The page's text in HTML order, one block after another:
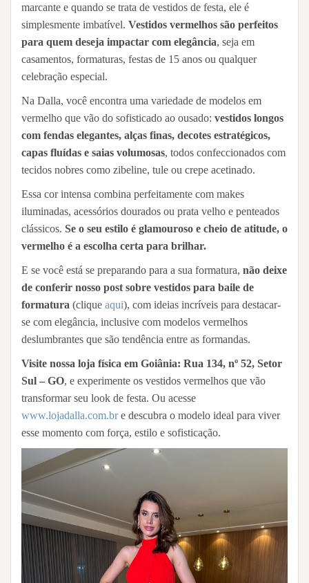
marcante e quando se trata de vestidos de festa, ele é
simplesmente imbatível. Vestidos vermelhos são perfeitos
para quem deseja impactar com elegância, seja em
casamentos, formaturas, festas de 15 anos ou qualquer
celebração especial.
Na Dalla, você encontra uma variedade de modelos em
vermelho que vão do sofisticado ao ousado: vestidos longos
com fendas elegantes, alças finas, decotes estratégicos,
capas fluídas e saias volumosas, todos confeccionados com
tecidos nobres como zibeline, tule ou crepe acetinado.
Essa cor intensa combina perfeitamente com makes
iluminadas, acessórios dourados ou prata velho e penteados
clássicos. Se o seu estilo é glamouroso e cheio de atitude, o
vermelho é a escolha certa para brilhar.
E se você está se preparando para a sua formatura, não deixe
de conferir nosso post sobre vestidos para baile de
formatura (clique aqui), com ideias incríveis para destacar-
se com elegância, inclusive com modelos vermelhos
deslumbrantes que são tendência entre as formandas.
Visite nossa loja física em Goiânia: Rua 134, nº 52, Setor
Sul – GO, e experimente os vestidos vermelhos que vão
transformar seu look de festa. Ou acesse
www.lojadalla.com.bre descubra o modelo ideal para viver
esse momento com força, estilo e sofisticação.